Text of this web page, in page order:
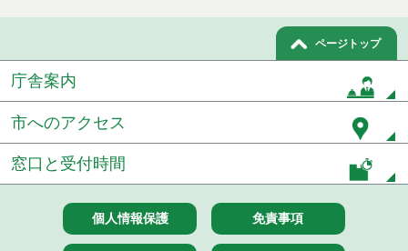
ページトップ
庁舎案内
市へのアクセス
窓口と受付時間
個人情報保護 免責事項